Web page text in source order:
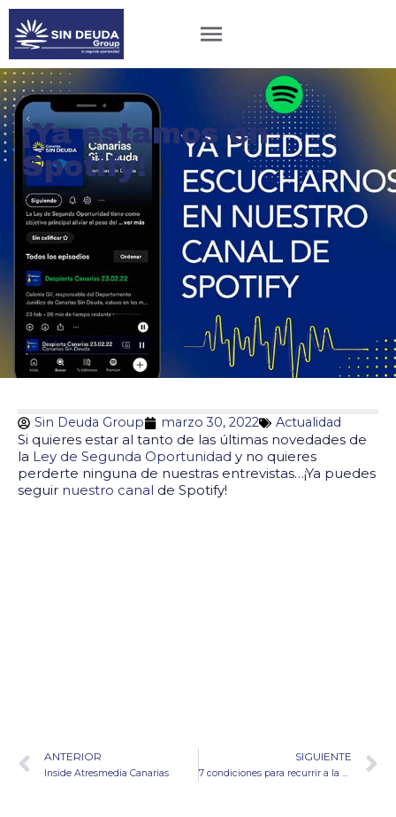
¡Ya estamos en
Spotify!
Sin Deuda Group marzo 30, 2022 Actualidad
Si quieres estar al tanto de las últimas novedades de
la Ley de Segunda Oportunidad y no quieres
perderte ninguna de nuestras entrevistas…¡Ya puedes
seguir nuestro canal de Spotify!
ANTERIOR
Inside Atresmedia Canarias
SIGUIENTE
7 condiciones para recurrir a la Ley de Segunda Oportunidad